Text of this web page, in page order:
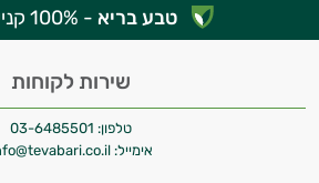
טבע בריא - 100% קנייה בטוחה
שירות לקוחות
טלפון: 03-6485501
אימייל: info@tevabari.co.il